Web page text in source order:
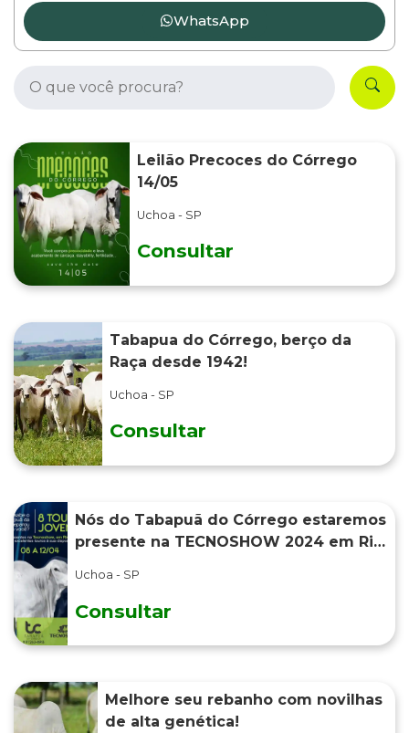
WhatsApp
Leilão Precoces do Córrego
14/05
Uchoa - SP
Consultar
Tabapua do Córrego, berço da
Raça desde 1942!
Uchoa - SP
Consultar
Nós do Tabapuã do Córrego estaremos
presente na TECNOSHOW 2024 em Rio
Uchoa - SP
Consultar
Melhore seu rebanho com novilhas
de alta genética!